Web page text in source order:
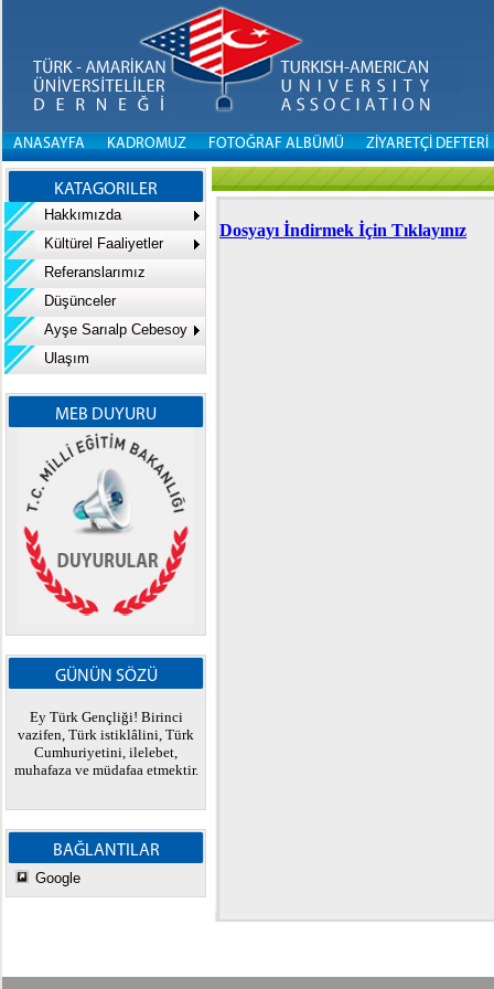
ANASAYFA KADROMUZ FOTOĞRAF ALBÜMÜ ZİYARETÇİ DEFTERİ
KATAGORILER
Hakkımızda
Kültürel Faaliyetler
Referanslarımız
Düşünceler
Ayşe Sarıalp Cebesoy
Ulaşım
MEB DUYURU
GÜNÜN SÖZÜ
Ey Türk Gençliği! Birinci
vazifen, Türk istiklâlini, Türk
Cumhuriyetini, ilelebet,
muhafaza ve müdafaa etmektir.
BAĞLANTILAR
Google
Dosyayı İndirmek İçin Tıklayınız